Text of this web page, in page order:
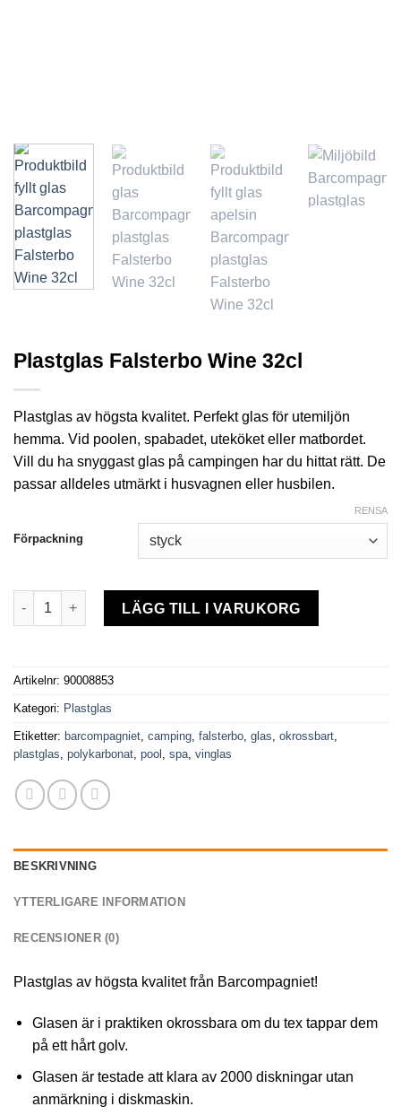
Plastglas Falsterbo Wine 32cl
Plastglas av högsta kvalitet. Perfekt glas för utemiljön
hemma. Vid poolen, spabadet, uteköket eller matbordet.
Vill du ha snyggast glas på campingen har du hittat rätt. De
passar alldeles utmärkt i husvagnen eller husbilen.
Förpackning
RENSA
Plastglas Falsterbo Wine 32cl mängd
LÄGG TILL I VARUKORG
Artikelnr: 90008853
Kategori: Plastglas
Etiketter: barcompagniet, camping, falsterbo, glas, okrossbart,
plastglas, polykarbonat, pool , spa, vinglas
BESKRIVNING
YTTERLIGARE INFORMATION
RECENSIONER (0)
Plastglas av högsta kvalitet från Barcompagniet!
Glasen är i praktiken okrossbara om du tex tappar dem
på ett hårt golv.
Glasen är testade att klara av 2000 diskningar utan
anmärkning i diskmaskin.